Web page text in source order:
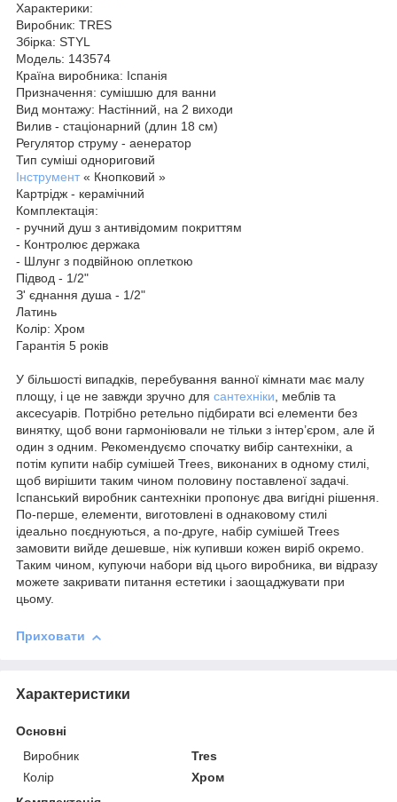
Характерики:
Виробник: TRES
Збірка: STYL
Модель: 143574
Країна виробника: Іспанія
Призначення: сумішшю для ванни
Вид монтажу: Настінний, на 2 виходи
Вилив - стаціонарний (длин 18 см)
Регулятор струму - аенератор
Тип суміші однориговий
Інструмент « Кнопковий »
Картрідж - керамічний
Комплектація:
- ручний душ з антивідомим покриттям
- Контролює держака
- Шлунг з подвійною оплеткою
Підвод - 1/2"
З' єднання душа - 1/2"
Латинь
Колір: Хром
Гарантія 5 років
У більшості випадків, перебування ванної кімнати має малу
площу, і це не завжди зручно для сантехніки, меблів та
аксесуарів. Потрібно ретельно підбирати всі елементи без
винятку, щоб вони гармоніювали не тільки з інтер’єром, але й
один з одним. Рекомендуємо спочатку вибір сантехніки, а
потім купити набір сумішей Trees, виконаних в одному стилі,
щоб вирішити таким чином половину поставленої задачі.
Іспанський виробник сантехніки пропонує два вигідні рішення.
По-перше, елементи, виготовлені в однаковому стилі
ідеально поєднуються, а по-друге, набір сумішей Trees
замовити вийде дешевше, ніж купивши кожен виріб окремо.
Таким чином, купуючи набори від цього виробника, ви відразу
можете закривати питання естетики і заощаджувати при
цьому.
Приховати
Характеристики
Основні
Виробник
Tres
Колір
Хром